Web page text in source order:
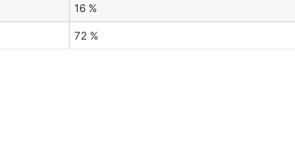
16 %
72 %